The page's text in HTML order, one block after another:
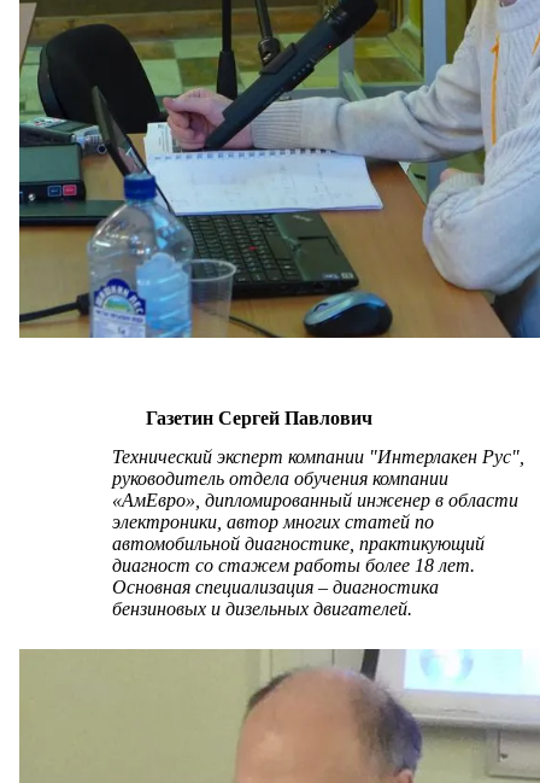
Газетин Сергей Павлович
Технический эксперт компании "Интерлакен Рус",
руководитель отдела обучения компании
«АмЕвро», дипломированный инженер в области
электроники, автор многих статей по
автомобильной диагностике, практикующий
диагност со стажем работы более 18 лет.
Основная специализация – диагностика
бензиновых и дизельных двигателей.